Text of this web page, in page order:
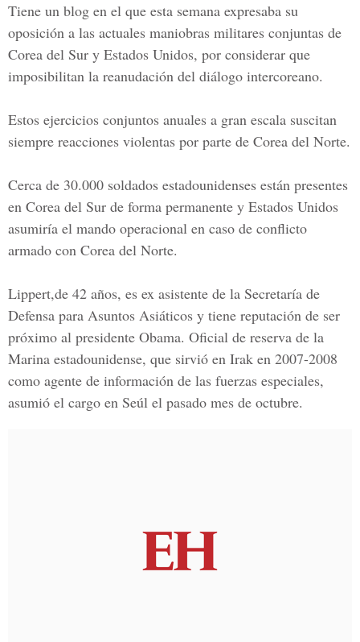
Tiene un blog en el que esta semana expresaba su
oposición a las actuales maniobras militares conjuntas de
Corea del Sur y Estados Unidos, por considerar que
imposibilitan la reanudación del diálogo intercoreano.
Estos ejercicios conjuntos anuales a gran escala suscitan
siempre reacciones violentas por parte de Corea del Norte.
Cerca de 30.000 soldados estadounidenses están presentes
en Corea del Sur de forma permanente y Estados Unidos
asumiría el mando operacional en caso de conflicto
armado con Corea del Norte.
Lippert,de 42 años, es ex asistente de la Secretaría de
Defensa para Asuntos Asiáticos y tiene reputación de ser
próximo al presidente Obama. Oficial de reserva de la
Marina estadounidense, que sirvió en Irak en 2007-2008
como agente de información de las fuerzas especiales,
asumió el cargo en Seúl el pasado mes de octubre.